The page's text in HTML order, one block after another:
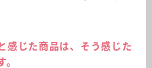
感じた商品は、そう感じた